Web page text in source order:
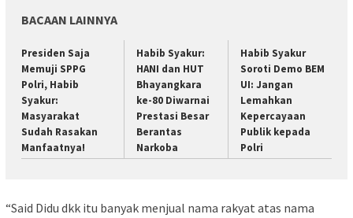
BACAAN LAINNYA
Presiden Saja
Memuji SPPG
Polri, Habib
Syakur:
Masyarakat
Sudah Rasakan
Manfaatnya!
Habib Syakur:
HANI dan HUT
Bhayangkara
ke-80 Diwarnai
Prestasi Besar
Berantas
Narkoba
Habib Syakur
Soroti Demo BEM
UI: Jangan
Lemahkan
Kepercayaan
Publik kepada
Polri
“Said Didu dkk itu banyak menjual nama rakyat atas nama